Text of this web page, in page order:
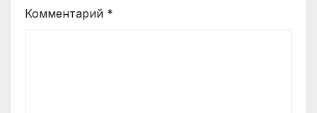
Комментарий *